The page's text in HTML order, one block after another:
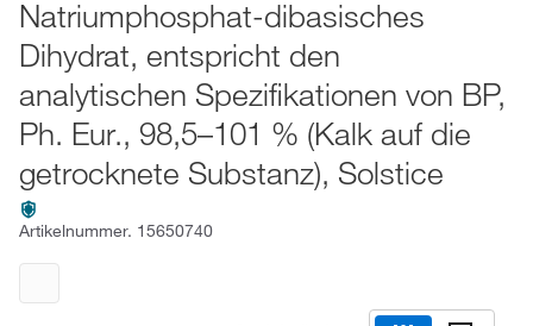
Natriumphosphat-dibasisches
Dihydrat, entspricht den
analytischen Spezifikationen von BP,
Ph. Eur., 98,5–101 % (Kalk auf die
getrocknete Substanz), Solstice
Artikelnummer. 15650740